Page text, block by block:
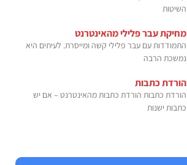
השיטות
מחיקת עבר פלילי מהאינטרנט
התמודדות עם עבר פלילי קשה ומייסרת. לעיתים היא
נמשכת הרבה
הורדת כתבות
הורדת כתבות הורדת כתבות מהאינטרנט – אם יש
כתבות ישנות